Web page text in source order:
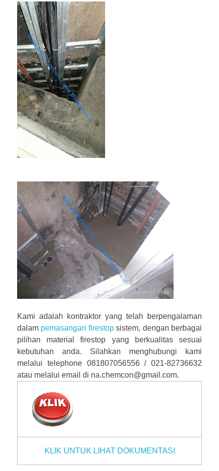
Kami adalah kontraktor yang telah berpengalaman
dalam pemasangan firestopsistem, dengan berbagai
pilihan material firestop yang berkualitas sesuai
kebutuhan anda. Silahkan menghubungi kami
melalui telephone 081807056556 / 021-82736632
atau melalui email di na.chemcon@gmail.com.
KLIK UNTUK LIHAT DOKUMENTASI